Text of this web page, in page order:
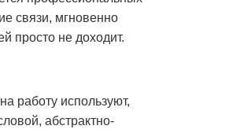
связи, мгновенно
просто не доходит.
работу используют,
абстрактно-